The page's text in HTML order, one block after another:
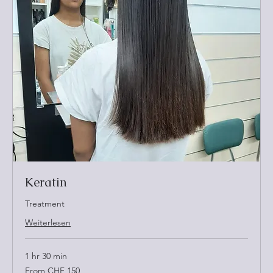
Keratin
Treatment
Weiterlesen
1 hr 30 min
From
From CHF 150